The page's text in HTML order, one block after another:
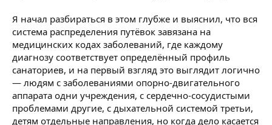
Я начал разбираться в этом глубже и выяснил, что вся
система распределения путёвок завязана на
медицинских кодах заболеваний, где каждому
диагнозу соответствует определённый профиль
санаториев, и на первый взгляд это выглядит логично
— людям с заболеваниями опорно-двигательного
аппарата одни учреждения, с сердечно-сосудистыми
проблемами другие, с дыхательной системой третьи,
детям отдельные направления, но когда дело касается